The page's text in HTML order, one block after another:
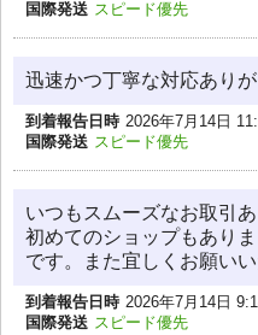
国際発送 スピード優先
迅速かつ丁寧な対応あり
到着報告日時 2026年7月14日
国際発送 スピード優先
いつもスムーズなお取引
初めてのショップもあり
です。また宜しくお願いい
到着報告日時 2026年7月14日
国際発送 スピード優先